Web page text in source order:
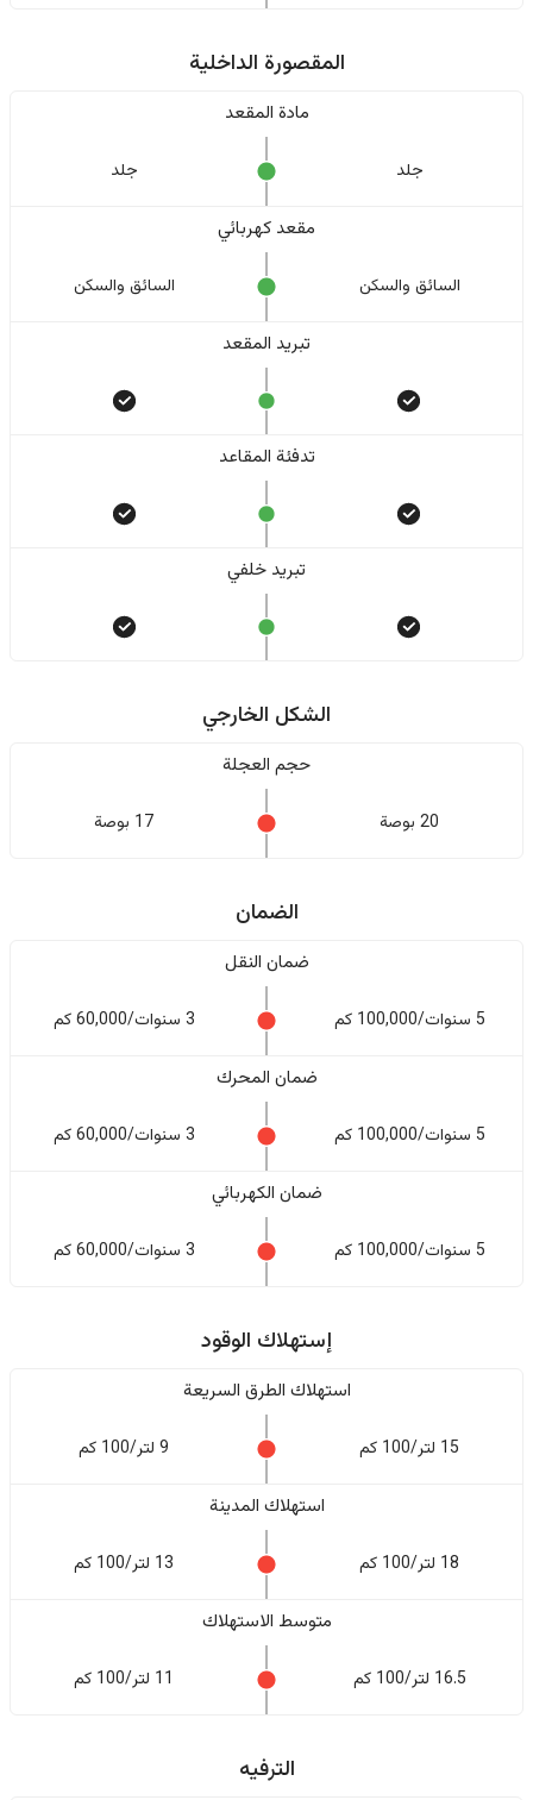
المقصورة الداخلية
مادة المقعد
جلد جلد
مقعد كهربائي
السائق والسکن السائق والسکن
تبريد المقعد
تدفئة المقاعد
تبريد خلفي
الشكل الخارجي
حجم العجلة
20 بوصة 17 بوصة
الضمان
ضمان النقل
5 سنوات/100,000 كم 3 سنوات/60,000 كم
ضمان المحرك
5 سنوات/100,000 كم 3 سنوات/60,000 كم
ضمان الكهربائي
5 سنوات/100,000 كم 3 سنوات/60,000 كم
إستهلاك الوقود
استهلاك الطرق السريعة
15 لتر/100 كم 9 لتر/100 كم
استهلاك المدينة
18 لتر/100 كم 13 لتر/100 كم
متوسط الاستهلاك
16.5 لتر/100 كم 11 لتر/100 كم
الترفيه